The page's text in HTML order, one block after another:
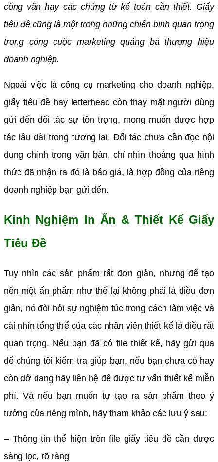
công văn hay các chứng từ kế toán cần thiết. Giấy
tiêu đề cũng là một trong những chiến binh quan trọng
trong công cuộc marketing quảng bá thương hiệu
doanh nghiệp.
Ngoài việc là công cụ marketing cho doanh nghiệp,
giấy tiêu đề hay letterhead còn thay mặt người dùng
gửi đến dối tác sự tôn trọng, mong muốn được hợp
tác lâu dài trong tương lai. Đối tác chưa cần đọc nội
dung chính trong văn bản, chỉ nhìn thoáng qua hình
thức đã nhận ra đó là báo giá, là hợp đồng của riêng
doanh nghiệp bạn gửi đến.
Kinh Nghiệm In Ấn & Thiết Kế Giấy
Tiêu Đề
Tuy nhìn các sản phẩm rất đơn giản, nhưng để tạo
nên một ấn phẩm như thế lại không phải là điều đơn
giản, nó đòi hỏi sự nghiệm túc trong cách làm việc và
cái nhìn tổng thể của các nhân viên thiết kế là điều rất
quan trọng. Nếu bạn đã có file thiết kế, hãy gửi qua
để chúng tôi kiểm tra giúp bạn, nếu bạn chưa có hay
còn dở dang hãy liên hệ để được tư vấn thiết kế miễn
phí. Và nếu bạn muốn tự tạo ra sản phẩm theo ý
tưởng của riêng mình, hãy tham khảo các lưu ý sau:
– Thông tin thể hiện trên file giấy tiêu đề cần được
sàng lọc, rõ ràng